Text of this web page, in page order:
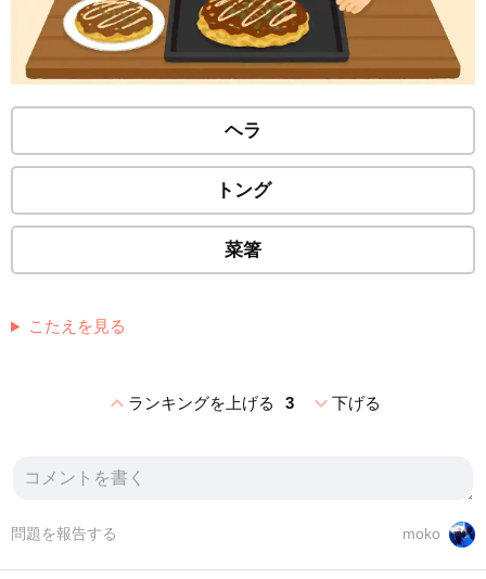
ヘラ
トング
菜箸
こたえを見る
expand_lessランキングを上げる 3 expand_more下げる
moko
問題を報告する